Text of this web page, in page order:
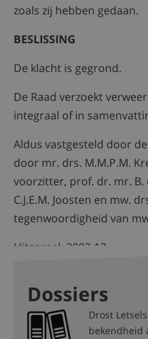
zoals zij hebben gedaan.
BESLISSING
De klacht is gegrond.
De Raad verzoekt
integraal of in
Aldus vastgesteld door
door mr. drs. M.M.P.M.
voorzitter, prof. dr. mr. B.
C.J.E.M. Joosten en mw.
tegenwoordigheid van
Uitspraak 2003-13
Dossiers
Drost
bekendheid